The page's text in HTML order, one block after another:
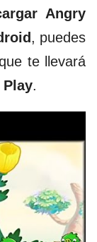
Angry
, puedes
te llevará
Play.